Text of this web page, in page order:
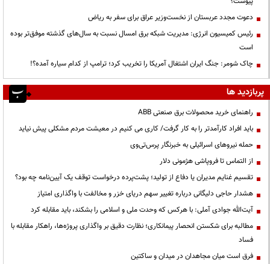
دعوت مجدد عربستان از نخست‌وزیر عراق برای سفر به ریاض
رئیس کمیسیون انرژی: مدیریت شبکه برق امسال نسبت به سال‌های گذشته موفق‌تر بوده
است
چاک شومر: جنگ ایران اشتغال آمریکا را تخریب کرد؛ ترامپ از کدام سیاره آمده؟!
پربازدید ها
راهنمای خرید محصولات برق صنعتی ABB
باید افراد کارآمدتر را به کار گرفت/ کاری می کنیم در معیشت مردم مشکلی پیش نیاید
حمله نیروهای اسرائیلی به خبرنگار پرس‌تی‌وی
از التماس تا فروپاشی هژمونی دلار
تقسیم غنایم مدیران یا دفاع از تولید؛ پشت‌پرده درخواست توقف یک آیین‌نامه چه بود؟
هشدار حاجی دلیگانی درباره تغییر سهم دریای خزر و مخالفت با واگذاری امتیاز
آیت‌الله جوادی آملی: با هرکس که وحدت ملی و اسلامی را بشکند، باید مقابله کرد
مطالبه برای شکستن انحصار پیمانکاری؛ نظارت دقیق بر واگذاری پروژه‌ها، راهکار مقابله با
فساد
فرق است میان مجاهدان در میدان و ساکتین